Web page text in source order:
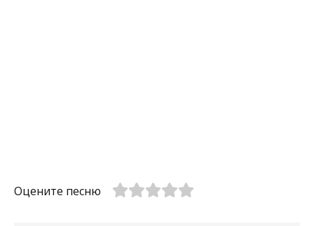
Оцените песню